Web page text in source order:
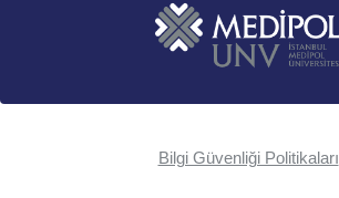
Bilgi Güvenliği Politikaları